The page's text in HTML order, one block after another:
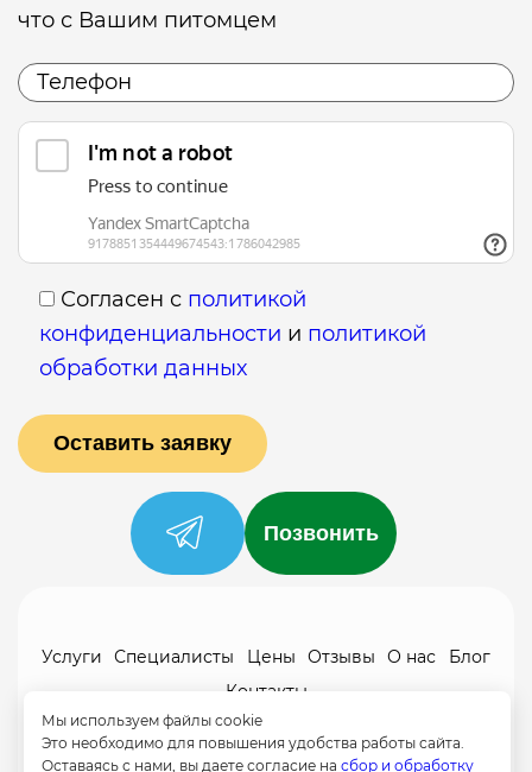
что с Вашим питомцем
Согласен с политикой
конфиденциальности и политикой
обработки данных
Мы используем файлы cookie
Это необходимо для повышения удобства работы сайта.
Оставаясь с нами, вы даете согласие на сбор и обработку
Позвонить
Услуги Специалисты Цены Отзывы О нас
Блог
Контакты
Политика конфиденциальности
Согласие на обработку